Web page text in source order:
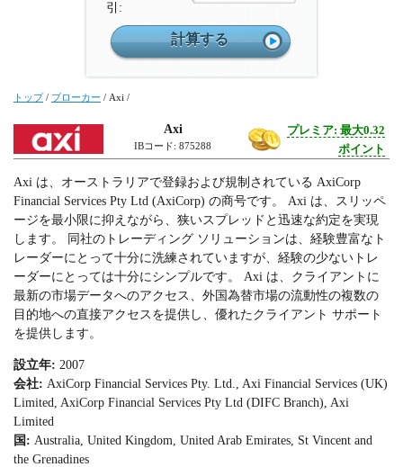
引:
トップ/ ブローカー / Axi /
Axi
IBコード: 875288
プレミア: 最大0.32
ポイント
Axi は、オーストラリアで登録および規制されている AxiCorp
Financial Services Pty Ltd (AxiCorp) の商号です。 Axi は、スリッペ
ージを最小限に抑えながら、狭いスプレッドと迅速な約定を実現
します。 同社のトレーディング ソリューションは、経験豊富なト
レーダーにとって十分に洗練されていますが、経験の少ないトレ
ーダーにとっては十分にシンプルです。 Axi は、クライアントに
最新の市場データへのアクセス、外国為替市場の流動性の複数の
目的地への直接アクセスを提供し、優れたクライアント サポート
を提供します。
設立年: 2007
会社: AxiCorp Financial Services Pty. Ltd., Axi Financial Services (UK)
Limited, AxiCorp Financial Services Pty Ltd (DIFC Branch), Axi
Limited
国: Australia, United Kingdom, United Arab Emirates, St Vincent and
the Grenadines